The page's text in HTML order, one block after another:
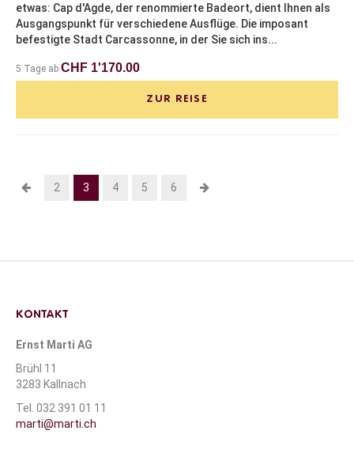
etwas: Cap d'Agde, der renommierte Badeort, dient Ihnen als
Ausgangspunkt für verschiedene Ausflüge. Die imposant
befestigte Stadt Carcassonne, in der Sie sich ins...
5 Tage ab CHF 1'170.00
ZUR REISE
2 3 4 5 6
KONTAKT
Ernst Marti AG
Brühl 11
3283 Kallnach
Tel. 032 391 01 11
marti@marti.ch